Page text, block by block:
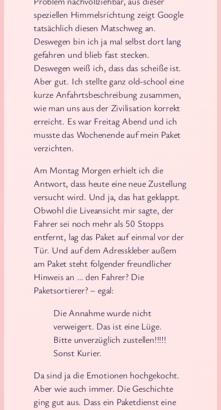
speziellen Himmelsrichtung zeigt Google
tatsächlich diesen Matschweg an.
Deswegen bin ich ja mal selbst dort lang
gefahren und blieb fast stecken.
Deswegen weiß ich, dass das scheiße ist.
Aber gut. Ich stellte ganz old-school eine
kurze Anfahrtsbeschreibung zusammen,
wie man uns aus der Zivilisation korrekt
erreicht. Es war Freitag Abend und ich
musste das Wochenende auf mein Paket
verzichten.
Am Montag Morgen erhielt ich die
Antwort, dass heute eine neue Zustellung
versucht wird. Und ja, das hat geklappt.
Obwohl die Liveansicht mir sagte, der
Fahrer sei noch mehr als 50 Stopps
entfernt, lag das Paket auf einmal vor der
Tür. Und auf dem Adresskleber außem
am Paket steht folgender freundlicher
Hinweis an … den Fahrer? Die
Paketsortierer? – egal:
Die Annahme wurde nicht
verweigert. Das ist eine Lüge.
Bitte unverzüglich zustellen!!!!!
Sonst Kurier.
Da sind ja die Emotionen hochgekocht.
Aber wie auch immer. Die Geschichte
ging gut aus. Dass ein Paketdienst eine